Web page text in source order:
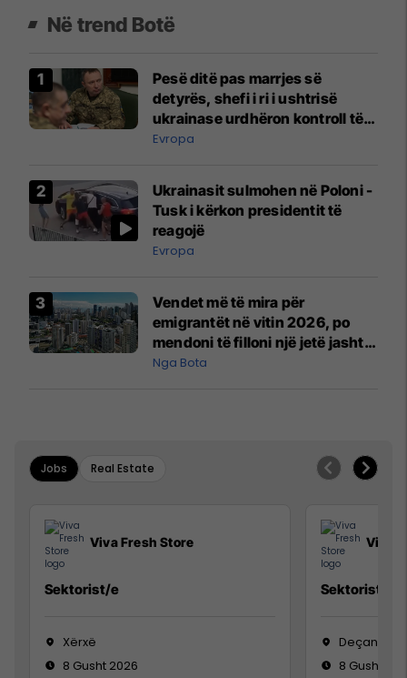
Në trend Botë
Pesë ditë pas marrjes së
detyrës, shefi i ri i ushtrisë
ukrainase urdhëron kontroll të
madh
Evropa
Ukrainasit sulmohen në Poloni -
Tusk i kërkon presidentit të
reagojë
Evropa
Vendet më të mira për
emigrantët në vitin 2026, po
mendoni të filloni një jetë jashtë
vendit?
Nga Bota
Jobs Real Estate
Viva Fresh Store
Sektorist/e
Xërxë
8 Gusht 2026
Viva
Sektorist/e
Deçan
8 Gusht